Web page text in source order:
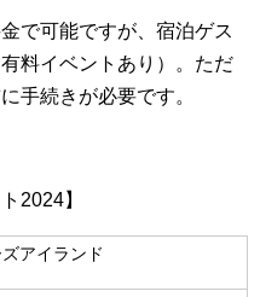
で可能ですが、宿泊ゲス
料イベントあり）。ただ
手続きが必要です。
2024】
アイランド